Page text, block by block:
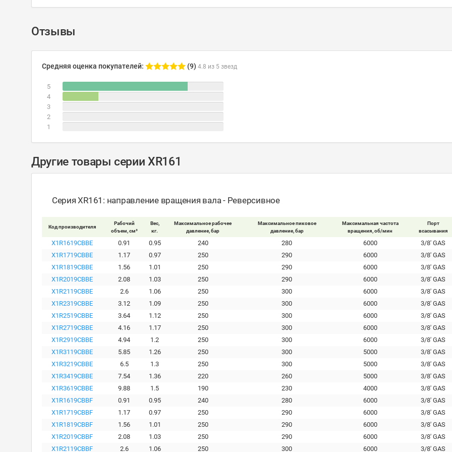
Отзывы
Средняя оценка покупателей: (9) 4.8 из 5 звезд
5
4
3
2
1
Другие товары серии XR161
Серия XR161: направление вращения вала - Реверсивное
Код производителя
Рабочий
объем, см³
Вес,
кг.
Максимальное рабочее
давление, бар
Максимальное пиковое
давление, бар
Максимальная частота
вращения, об/мин
Порт
всасывания
X1R1619CBBE 0.91 0.95 240 280 6000
3/8' GAS
X1R1719CBBE
1.17 0.97 250 290 6000
3/8' GAS
X1R1819CBBE
1.56 1.01 250 290 6000
3/8' GAS
X1R2019CBBE
2.08 1.03 250 290 6000
3/8' GAS
X1R2119CBBE
2.6 1.06 250 300 6000
3/8' GAS
X1R2319CBBE
3.12 1.09 250 300 6000
3/8' GAS
X1R2519CBBE
3.64 1.12 250 300 6000
3/8' GAS
X1R2719CBBE
4.16 1.17 250 300 6000
3/8' GAS
X1R2919CBBE
4.94 1.2 250 300 6000
3/8' GAS
X1R3119CBBE
5.85 1.26 250 300 5000
3/8' GAS
X1R3219CBBE
6.5 1.3 250 300 5000
3/8' GAS
X1R3419CBBE
7.54 1.36 220 260 5000
3/8' GAS
X1R3619CBBE
9.88 1.5 190 230 4000
3/8' GAS
X1R1619CBBF
0.91 0.95 240 280 6000
3/8' GAS
X1R1719CBBF
1.17 0.97 250 290 6000
3/8' GAS
X1R1819CBBF
1.56 1.01 250 290 6000
3/8' GAS
X1R2019CBBF
2.08 1.03 250 290 6000
3/8' GAS
X1R2119CBBF
2.6 1.06 250 300 6000 3/8' GAS